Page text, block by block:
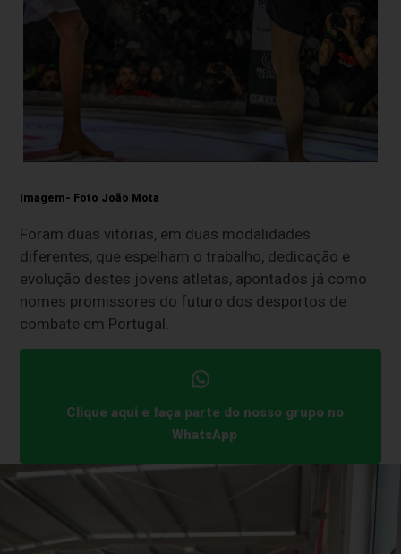
Imagem- Foto João Mota
Foram duas vitórias, em duas modalidades
diferentes, que espelham o trabalho, dedicação e
evolução destes jovens atletas, apontados já como
nomes promissores do futuro dos desportos de
combate em Portugal.
Clique aqui e faça parte do nosso grupo no
WhatsApp